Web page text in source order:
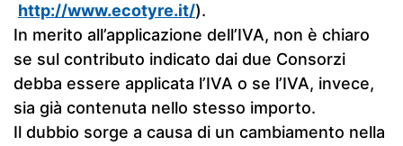
http://www.ecotyre.it/).
In merito all’applicazione dell’IVA, non è chiaro
se sul contributo indicato dai due Consorzi
debba essere applicata l’IVA o se l’IVA, invece,
sia già contenuta nello stesso importo.
Il dubbio sorge a causa di un cambiamento nella